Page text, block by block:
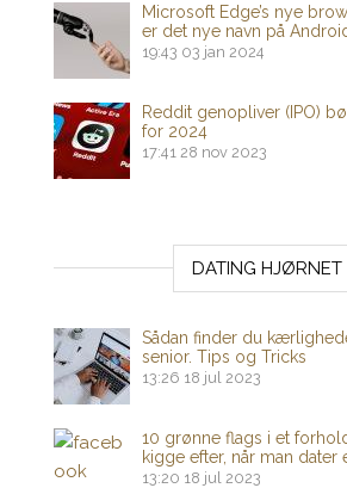
Microsoft Edge’s nye
er det nye navn på
19:43 03 jan 2024
Reddit genopliver (IPO)
for 2024
17:41 28 nov 2023
DATING HJØRNET
Sådan finder du
senior. Tips og Tricks
13:26 18 jul 2023
10 grønne flags i et
kigge efter, når man dater
13:20 18 jul 2023